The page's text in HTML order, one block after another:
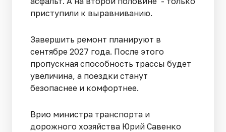
приступили к выравниванию.
Завершить ремонт планируют в
сентябре 2027 года. После этого
пропускная способность трассы будет
увеличина, а поездки станут
безопаснее и комфортнее.
Врио министра транспорта и
дорожного хозяйства Юрий Савенко